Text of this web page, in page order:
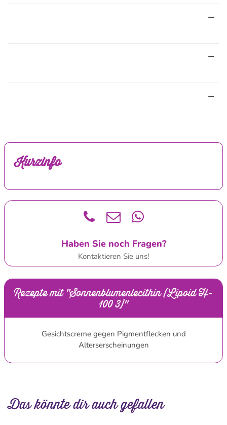
Kurzinfo
Haben Sie noch Fragen?
Kontaktieren Sie uns!
Rezepte mit "Sonnenblumenlecithin (Lipoid H-
100 3)"
Gesichtscreme gegen Pigmentflecken und
Alterserscheinungen
Das könnte dir auch gefallen